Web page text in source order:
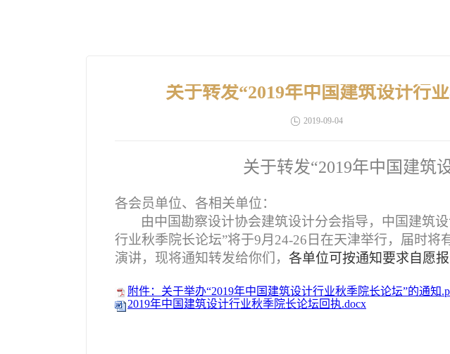
关于转发“2019年中国建筑设计行
2019-09-04
关于转发“2019年中国建筑
各会员单位、各相关单位：
由中国勘察设计协会建筑设计分会指导，中国建筑
行业秋季院长论坛”将于9月 24-26 日在天津举行，届时将
演讲，现将通知转发给你们， 各单位可按通知要求自愿报
附件：关于举办“2019年中国建筑设计行业秋季院长论坛”的通知
2019年中国建筑设计行业秋季院长论坛回执.docx